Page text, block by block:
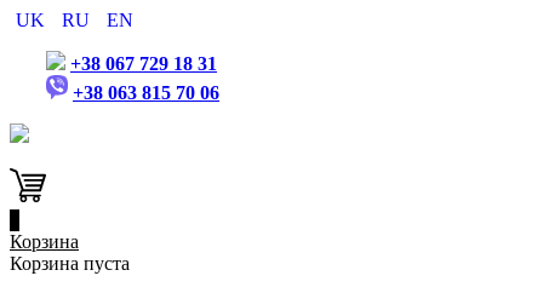
UK RU EN
+38 067 729 18 31
+38 063 815 70 06
Корзина
Корзина пуста